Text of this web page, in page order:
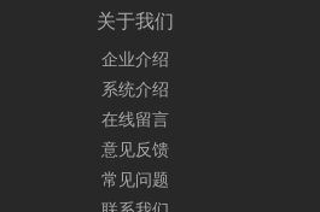
关于我们
企业介绍
系统介绍
在线留言
意见反馈
常见问题